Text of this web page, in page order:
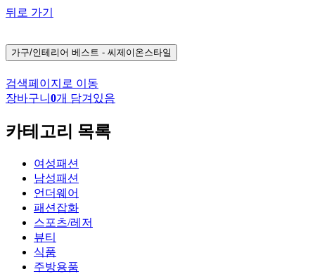
뒤로 가기
가구/인테리어 베스트 - 씨제이온스타일
검색페이지로 이동
장바구니 0개 담겨있음
카테고리 목록
여성패션
남성패션
언더웨어
패션잡화
스포츠/레저
뷰티
식품
주방용품